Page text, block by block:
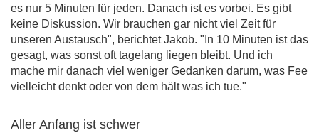
es nur 5 Minuten für jeden. Danach ist es vorbei. Es gibt
keine Diskussion. Wir brauchen gar nicht viel Zeit für
unseren Austausch", berichtet Jakob. "In 10 Minuten ist das
gesagt, was sonst oft tagelang liegen bleibt. Und ich
mache mir danach viel weniger Gedanken darum, was Fee
vielleicht denkt oder von dem hält was ich tue."
Aller Anfang ist schwer